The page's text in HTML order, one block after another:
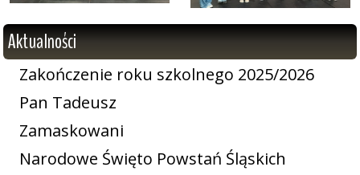
Aktualności
Zakończenie roku szkolnego 2025/2026
Pan Tadeusz
Zamaskowani
Narodowe Święto Powstań Śląskich